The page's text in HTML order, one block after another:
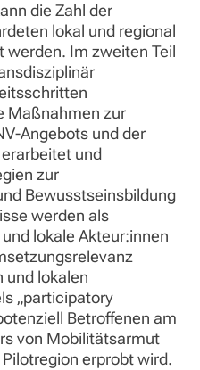
die Zahl der
lokal und regional
Im zweiten Teil
Maßnahmen zur
Angebots und der
und
zur
Bewusstseinsbildung
werden als
lokale Akteur:innen
und lokalen
„participatory
Betroffenen am
von Mobilitätsarmut
erprobt wird.